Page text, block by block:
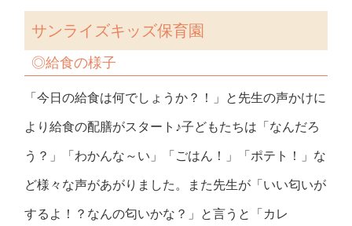
サンライズキッズ保育園
◎給食の様子
「今日の給食は何でしょうか？！」と先生の声かけに
より給食の配膳がスタート♪子どもたちは「なんだろ
う？」「わかんな～い」「ごはん！」「ポテト！」な
ど様々な声があがりました。また先生が「いい匂いが
するよ！？なんの匂いかな？」と言うと「カレ